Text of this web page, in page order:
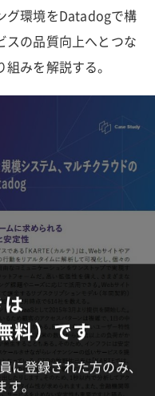
グ環境をDatadogで構
スの品質向上へとつな
みを解説する。
料）です
に登録された方のみ、
。